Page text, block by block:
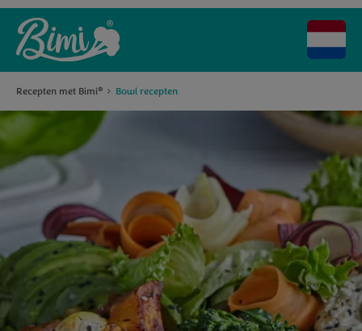
Recepten met Bimi® Bowl recepten